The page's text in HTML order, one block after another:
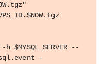
h $MYSQL_SERVER --
-